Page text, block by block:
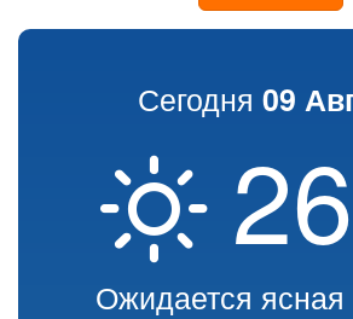
Сегодня 09
26
Ожидается ясная